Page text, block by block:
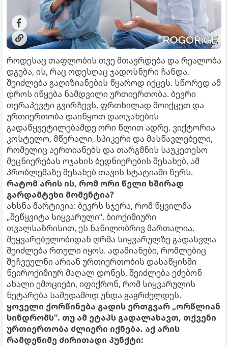
როდესაც თაფლობის თვე მთავრდება და რეალობა
დგება, ის, რაც ოდესღაც ჯადოსნური ჩანდა,
შეიძლება გაღიზიანების წყაროდ იქცეს. სწორედ ამ
დროს იწყება ნამდვილი ურთიერთობა. ბევრი
თერაპევტი გვირჩევს, ფრთხილად მოიქცეთ და
ურთიერთობა დაიწყოთ დაოჯახების
გადაწყვეტილებამდე ორი წლით ადრე. ვიქტორია
კოსტელო, მწერალი, სპიკერი და მასწავლებელი,
რომელიც აერთიანებს და თარგმნის საუკეთესო
მეცნიერებას ოჯახის ბედნიერების შესახებ, ამ
პრობლემაზე შესახებ თავის სტატიაში წერს.
რატომ არის ის, რომ ორი წელი ხშირად
გარდამტეხი მომენტია?
ახსნა მარტივია: ბევრს სჯერა, რომ წყვილმა
„შეწყვიტა სიყვარული“. ბიოქიმიური
თვალსაზრისით, ეს ნაწილობრივ მართალია.
შეყვარებულობიდან ღრმა სიყვარულზე გადასვლა
შეიძლება რთული იყოს. ადამიანები, რომლებიც
შეჩვეულნი არიან ურთიერთობის დასაწყისში
ნეიროქიმიურ მაღალ დონეს, შეიძლება ეძებონ
ახალი ემოციები, იფიქრონ, რომ სიყვარულის
ნეტარება სამუდამოდ უნდა გაგრძელდეს.
ყოველი ქორწინება გადის ერთგვარ „ორწლიან
სინდრომს“. თუ ამ ეტაპს გადალახავთ, თქვენი
ურთიერთობა ძლიერი იქნება. აქ არის
რამდენიმე ძირითადი პუნქტი: